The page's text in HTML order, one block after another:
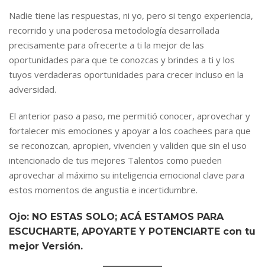
Nadie tiene las respuestas, ni yo, pero si tengo experiencia,
recorrido y una poderosa metodología desarrollada
precisamente para ofrecerte a ti la mejor de las
oportunidades para que te conozcas y brindes a ti y los
tuyos verdaderas oportunidades para crecer incluso en la
adversidad.
El anterior paso a paso, me permitió conocer, aprovechar y
fortalecer mis emociones y apoyar a los coachees para que
se reconozcan, apropien, vivencien y validen que sin el uso
intencionado de tus mejores Talentos como pueden
aprovechar al máximo su inteligencia emocional clave para
estos momentos de angustia e incertidumbre.
Ojo: NO ESTAS SOLO; ACÁ ESTAMOS PARA
ESCUCHARTE, APOYARTE Y POTENCIARTE con tu
mejor Versión.